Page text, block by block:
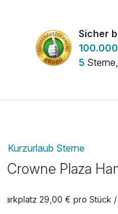
pro Stück Sicher
5 Sterne,
Kurzurlaub Sterne
Crowne Plaza
Parkplatz 29,00 € pro Stück